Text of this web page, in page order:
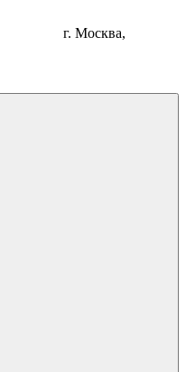
г. Москва,